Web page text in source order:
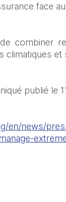
face
combiner
climatiques
publié le
en/news/